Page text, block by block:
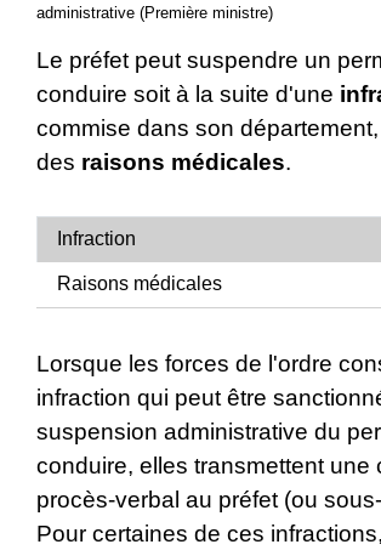
administrative (Première ministre)
Le préfet peut suspendre un
conduire soit à la suite d'une
commise dans son
des raisons médicales.
Infraction
Raisons médicales
Lorsque les forces de l'ordre
infraction qui peut être
suspension administrative du
conduire, elles transmettent une
procès-verbal au préfet (ou
Pour certaines de ces